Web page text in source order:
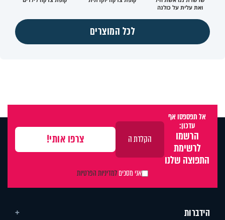
ואת עלית על כולנה
לכל המוצרים
אל תפספסו אף
עדכון:
הרשמו
לרשימת
התפוצה שלנו
אני מסכיםלמדיניות הפרטיות
הידברות